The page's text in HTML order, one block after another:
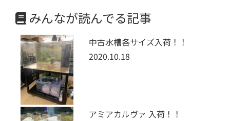
みんなが読んでる記事
中古水槽各サイズ入荷！！
2020.10.18
アミアカルヴァ 入荷！！